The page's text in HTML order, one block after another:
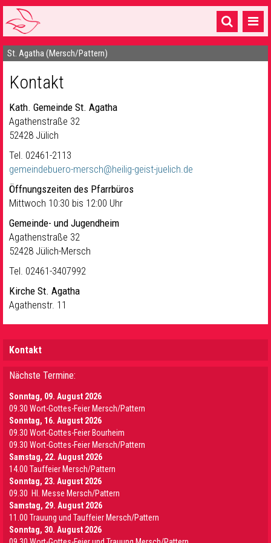
Startseite
1 Pfarrei
16 Gemeinden & mehr
Gottesdienste & Sinnsuche
Sakramente & Feste
Gemeinschaft & Soziales
Musik& Kultur
Seelsorge & Kontakt
St. Agatha (Mersch/Pattern)
Kontakt
Kath. Gemeinde St. Agatha
Agathenstraße 32
52428 Jülich
Tel. 02461-2113
gemeindebuero-mersch@heilig-geist-juelich.de
Öffnungszeiten des Pfarrbüros
Mittwoch 10:30 bis 12:00 Uhr
Gemeinde- und Jugendheim
Agathenstraße 32
52428 Jülich-Mersch
Tel. 02461-3407992
Kirche St. Agatha
Agathenstr. 11
Kontakt
Nächste Termine:
Sonntag, 09. August 2026
09.30 Wort-Gottes-Feier Mersch/Pattern
Sonntag, 16. August 2026
09.30 Wort-Gottes-Feier Bourheim
09.30 Wort-Gottes-Feier Mersch/Pattern
Samstag, 22. August 2026
14.00 Tauffeier Mersch/Pattern
Sonntag, 23. August 2026
09.30 Hl. Messe Mersch/Pattern
Samstag, 29. August 2026
11.00 Trauung und Tauffeier Mersch/Pattern
Sonntag, 30. August 2026